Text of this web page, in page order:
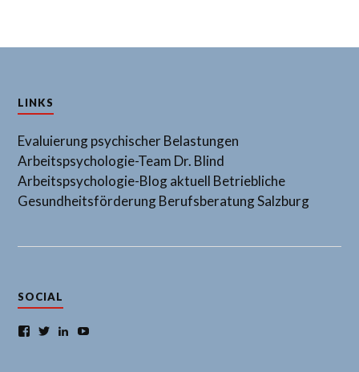
LINKS
Evaluierung psychischer Belastungen
Arbeitspsychologie-Team Dr. Blind
Arbeitspsychologie-Blog aktuell Betriebliche
GesundheitsförderungBerufsberatung Salzburg
SOCIAL
Facebook
TwitterLinkedIn
YouTube